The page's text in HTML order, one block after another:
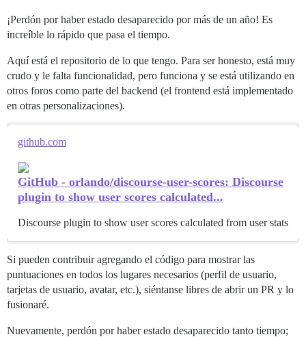
¡Perdón por haber estado desaparecido por más de un año! Es
increíble lo rápido que pasa el tiempo.
Aquí está el repositorio de lo que tengo. Para ser honesto, está muy
crudo y le falta funcionalidad, pero funciona y se está utilizando en
otros foros como parte del backend (el frontend está implementado
en otras personalizaciones).
github.com
GitHub - orlando/discourse-user-scores: Discourse
plugin to show user scores calculated...
Discourse plugin to show user scores calculated from user stats
Si pueden contribuir agregando el código para mostrar las
puntuaciones en todos los lugares necesarios (perfil de usuario,
tarjetas de usuario, avatar, etc.), siéntanse libres de abrir un PR y lo
fusionaré.
Nuevamente, perdón por haber estado desaparecido tanto tiempo;